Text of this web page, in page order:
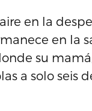
en la
en la
su
a solo seis